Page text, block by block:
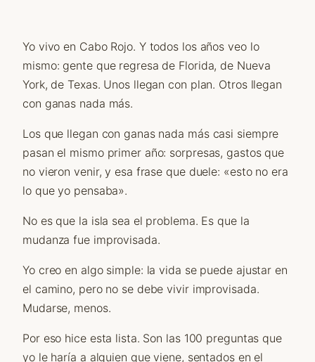
Yo vivo en Cabo Rojo. Y todos los años veo lo
mismo: gente que regresa de Florida, de Nueva
York, de Texas. Unos llegan con plan. Otros llegan
con ganas nada más.
Los que llegan con ganas nada más casi siempre
pasan el mismo primer año: sorpresas, gastos que
no vieron venir, y esa frase que duele: «esto no era
lo que yo pensaba».
No es que la isla sea el problema. Es que la
mudanza fue improvisada.
Yo creo en algo simple: la vida se puede ajustar en
el camino, pero no se debe vivir improvisada.
Mudarse, menos.
Por eso hice esta lista. Son las 100 preguntas que
yo le haría a alguien que viene, sentados en el